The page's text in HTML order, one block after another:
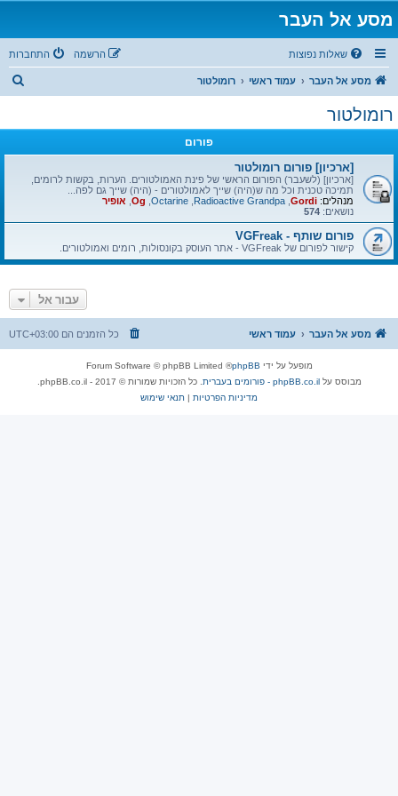
מסע אל העבר
שאלות נפוצות התחברות הרשמה
מסע אל העבר עמוד ראשי רומולטור
רומולטור
פורום
[ארכיון] פורום רומולטור
[ארכיון] (לשעבר) הפורום הראשי של פינת האמולטורים. הערות, בקשות לרומים,
תמיכה טכנית וכל מה ש(היה) שייך לאמולטורים - (היה) שייך גם לפה...
מנהלים: Gordi
Radioactive Grandpa
Octarine
Og אופיר
נושאים: 574
פורום שותף - VGFreak
קישור לפורום של VGFreak - אתר העוסק בקונסולות, רומים ואמולטורים.
עבור אל
מסע אל העבר עמוד ראשי כל הזמנים הם UTC+03:00
מופעל על ידי phpBB
® Forum Software © phpBB Limited
מבוסס עלphpBB.co.il - פורומים בעברית
. כל הזכויות שמורות © 2017 - phpBB.co.il.
מדיניות הפרטיות | תנאי שימוש